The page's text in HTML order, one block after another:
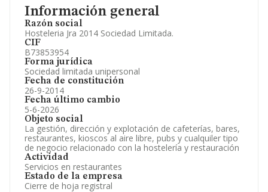
Información general
Razón social
Hosteleria Jra 2014 Sociedad Limitada.
CIF
B73853954
Forma jurídica
Sociedad limitada unipersonal
Fecha de constitución
26-9-2014
Fecha último cambio
5-6-2026
Objeto social
La gestión, dirección y explotación de cafeterías, bares,
restaurantes, kioscos al aire libre, pubs y cualquiler tipo
de negocio relacionado con la hostelería y restauración
Actividad
Servicios en restaurantes
Estado de la empresa
Cierre de hoja registral
Información oficial y registral complementaria.